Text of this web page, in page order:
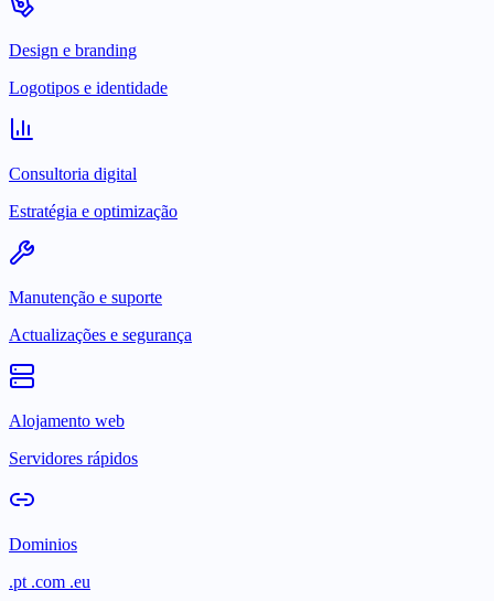
Design e branding
Logotipos e identidade
Consultoria digital
Estratégia e optimização
Manutenção e suporte
Actualizações e segurança
Alojamento web
Servidores rápidos
Dominios
.pt .com .eu